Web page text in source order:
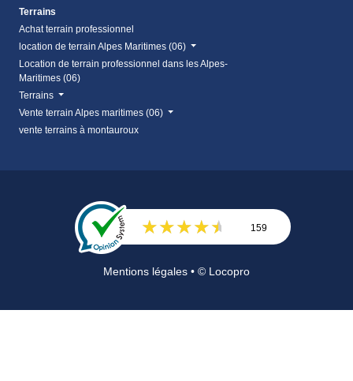
Terrains
Achat terrain professionnel
location de terrain Alpes Maritimes (06)
Location de terrain professionnel dans les Alpes-
Maritimes (06)
Terrains
Vente terrain Alpes maritimes (06)
vente terrains à montauroux
159
Mentions légales • © Locopro